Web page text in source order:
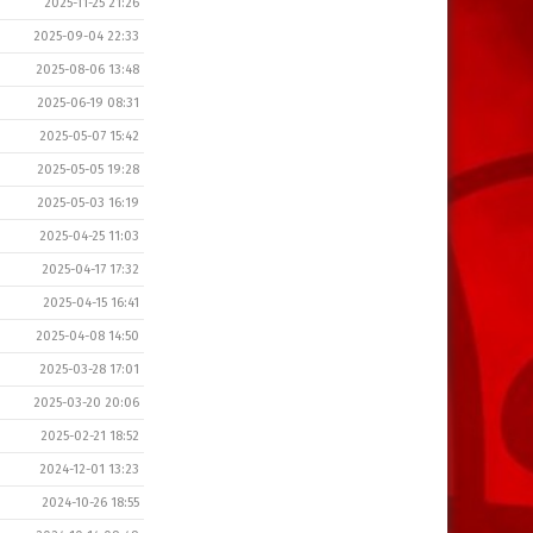
2025-09-04 22:33
2025-08-06 13:48
2025-06-19 08:31
2025-05-07 15:42
2025-05-05 19:28
2025-05-03 16:19
2025-04-25 11:03
2025-04-17 17:32
2025-04-15 16:41
2025-04-08 14:50
2025-03-28 17:01
2025-03-20 20:06
2025-02-21 18:52
2024-12-01 13:23
2024-10-26 18:55